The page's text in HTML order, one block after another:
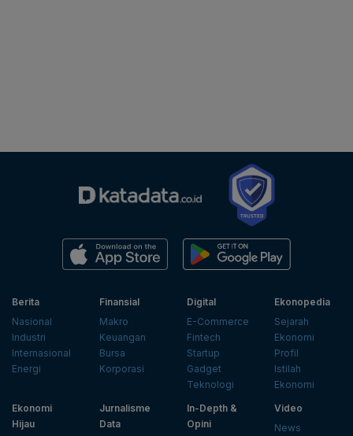
Berita
Nasional
Industri
Internasional
Energi
Finansial
Makro
Keuangan
Bursa
Korporasi
Digital
E-Commerce
Fintech
Startup
Gadget
Teknologi
Ekonopedia
Sejarah
Ekonomi
Profil
Istilah
Ekonomi
Ekonomi
Hijau
Jurnalisme
Data
In-Depth &
Opini
Video
News